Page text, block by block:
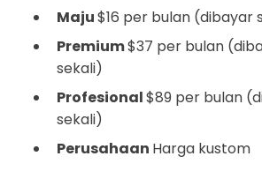
Maju$16 per bulan (dibayar
Premium$37 per bulan
sekali)
Profesional$89 per bulan
sekali)
Perusahaan Harga kustom